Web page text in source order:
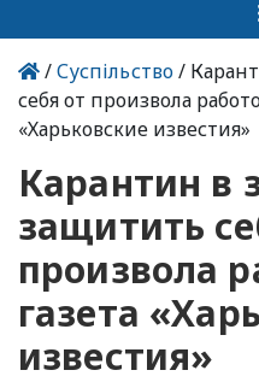
/Суспільство/
себя от произвола
«Харьковские известия»
Карантин в
защитить
произвола
газета
известия»